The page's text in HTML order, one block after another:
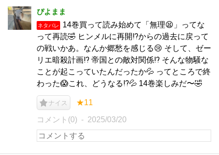
ぴよまま
ネタバレ
14巻買って読み始めて「無理😫」ってな
って再読🤣 ヒンメルに再開⁉️からの過去に戻って
の戦いかあ。なんか郷愁を感じる😢 そして、ゼー
リエ暗殺計画⁉️ 帝国との敵対関係⁉️ そんな物騒な
ことが起こっていたんだったか💦 ってところで終
わった😱これ、どうなる⁉️💦 14巻楽しみだ〜🤣
ナイス ★11
コメント(0) 2025/03/20